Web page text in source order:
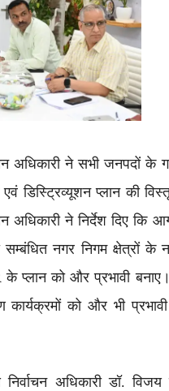
अधिकारी ने सभी जनपदों के
डिस्ट्रिव्यूशन प्लान की
अधिकारी ने निर्देश दिए कि
सम्बंधित नगर निगम क्षेत्रों
प्लान को और प्रभावी
कार्यक्रमों को और भी
अधिकारी डॉ. विजय